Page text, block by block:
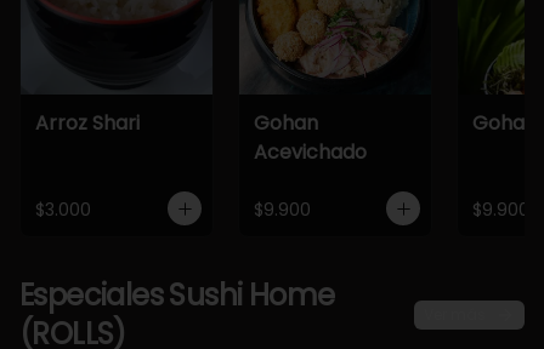
Arroz Shari
$3.000
Gohan
Acevichado
$9.900
Gohan
$9.900
Especiales Sushi Home
(ROLLS)